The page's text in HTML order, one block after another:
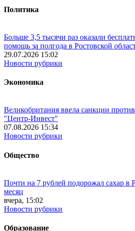
Политика
Больше 3,5 тысячи раз оказали
помощь за полгода в Ростовской
29.07.2026 15:02
Новости рубрики
Экономика
Великобритания ввела санкции
"Центр-Инвест"
07.08.2026 15:34
Новости рубрики
Общество
Почти на 7 рублей подорожал сахар в
месяц
вчера, 15:02
Новости рубрики
Образование